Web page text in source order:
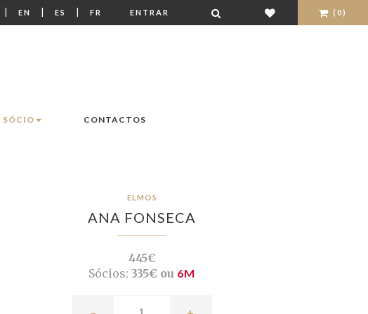
| EN | ES | FR ENTRAR (0)
SÓCIO CONTACTOS
ELMOS
ANA FONSECA
445€
Sócios: 335€ ou 6M